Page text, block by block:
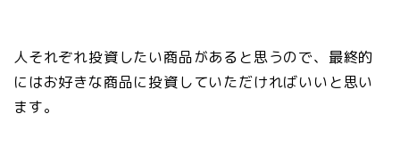
人それぞれ投資したい商品があると思うので、最終的
にはお好きな商品に投資していただければいいと思い
ます。